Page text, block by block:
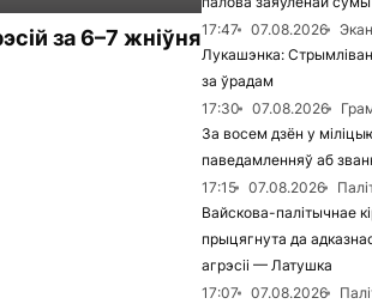
за 6–7 жніўня17:47
07.08.2026
Лукашэнка:
за ўрадам
17:30
07.08.2026
За восем дзён у
паведамленняў аб
17:15
07.08.2026
Вайскова-палітычнае
прыцягнута да
агрэсіі — Латушка
17:07
07.08.2026